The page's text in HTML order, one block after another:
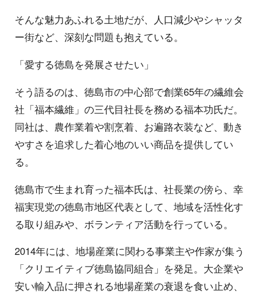
そんな魅力あふれる土地だが、人口減少やシャッタ
ー街など、深刻な問題も抱えている。
「愛する徳島を発展させたい」
そう語るのは、徳島市の中心部で創業65年の繊維会
社「福本繊維」の三代目社長を務める福本功氏だ。
同社は、農作業着や割烹着、お遍路衣装など、動き
やすさを追求した着心地のいい商品を提供してい
る。
徳島市で生まれ育った福本氏は、社長業の傍ら、幸
福実現党の徳島市地区代表として、地域を活性化す
る取り組みや、ボランティア活動を行っている。
2014年には、地場産業に関わる事業主や作家が集う
「クリエイティブ徳島協同組合」を発足。大企業や
安い輸入品に押される地場産業の衰退を食い止め、